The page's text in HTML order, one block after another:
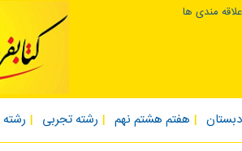
مندی ها
دبستان هفتم هشتم نهم رشته تجربی